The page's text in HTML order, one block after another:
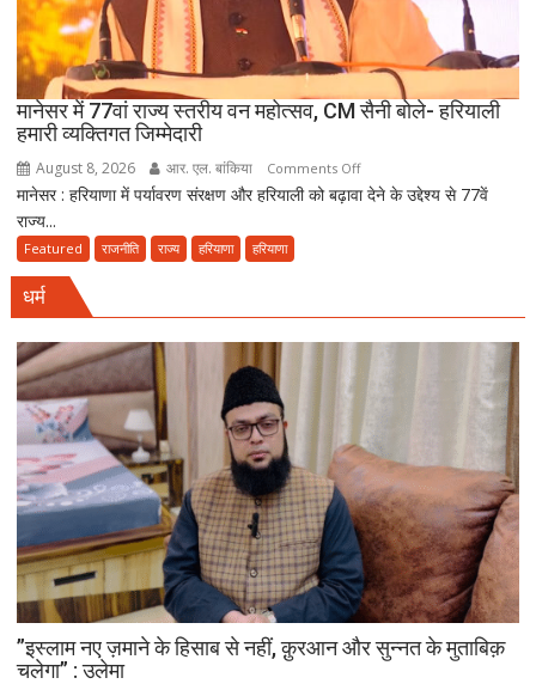
रवाना
हुई
दूसरी
यात्रा
मानेसर में 77वां राज्य स्तरीय वन महोत्सव, CM सैनी बोले- हरियाली
हमारी व्यक्तिगत जिम्मेदारी
August 8, 2026 आर. एल. बांकिया Comments Offon
मानेसर
महोत्सव,
बोले-
हरियाली
हमारी
व्यक्तिगत
जिम्मेदारी
मानेसर : हरियाणा में पर्यावरण संरक्षण और हरियाली को बढ़ावा देने के उद्देश्य से 77वें
राज्य...
Featured राजनीति राज्य हरियाणा हरियाणा
धर्म
”इस्लाम नए ज़माने के हिसाब से नहीं, क़ुरआन और सुन्नत के मुताबिक़
चलेगा” : उलेमा